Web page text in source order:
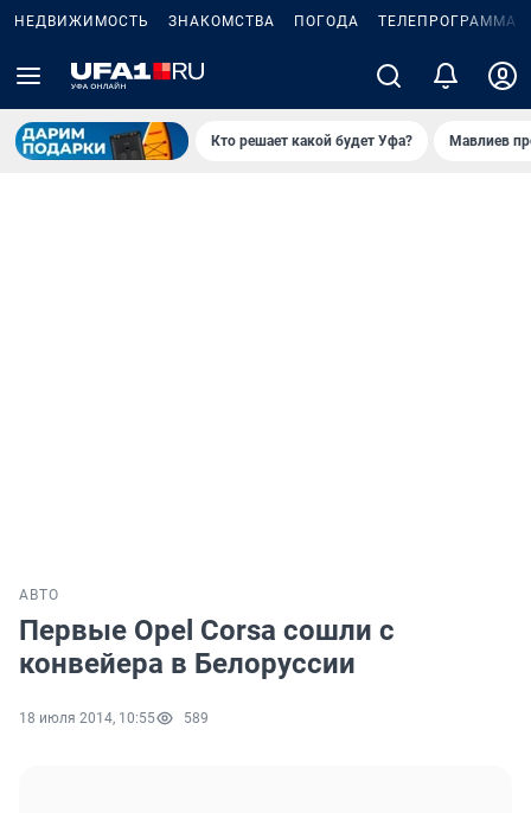
НЕДВИЖИМОСТЬ ЗНАКОМСТВА ПОГОДА ТЕЛЕПРОГРАММА
Кто решает какой будет Уфа? Мавлиев
АВТО
Первые Opel Corsa сошли с
конвейера в Белоруссии
18 июля 2014, 10:55 589